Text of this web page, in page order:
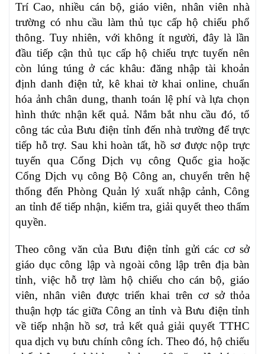
Trí Cao, nhiều cán bộ, giáo viên, nhân viên nhà
trường có nhu cầu làm thủ tục cấp hộ chiếu phổ
thông. Tuy nhiên, với không ít người, đây là lần
đầu tiếp cận thủ tục cấp hộ chiếu trực tuyến nên
còn lúng túng ở các khâu: đăng nhập tài khoản
định danh điện tử, kê khai tờ khai online, chuẩn
hóa ảnh chân dung, thanh toán lệ phí và lựa chọn
hình thức nhận kết quả. Nắm bắt nhu cầu đó, tổ
công tác của Bưu điện tỉnh đến nhà trường để trực
tiếp hỗ trợ. Sau khi hoàn tất, hồ sơ được nộp trực
tuyến qua Cổng Dịch vụ công Quốc gia hoặc
Cổng Dịch vụ công Bộ Công an, chuyển trên hệ
thống đến Phòng Quản lý xuất nhập cảnh, Công
an tỉnh để tiếp nhận, kiểm tra, giải quyết theo thẩm
quyền.
Theo công văn của Bưu điện tỉnh gửi các cơ sở
giáo dục công lập và ngoài công lập trên địa bàn
tỉnh, việc hỗ trợ làm hộ chiếu cho cán bộ, giáo
viên, nhân viên được triển khai trên cơ sở thỏa
thuận hợp tác giữa Công an tỉnh và Bưu điện tỉnh
về tiếp nhận hồ sơ, trả kết quả giải quyết TTHC
qua dịch vụ bưu chính công ích. Theo đó, hộ chiếu